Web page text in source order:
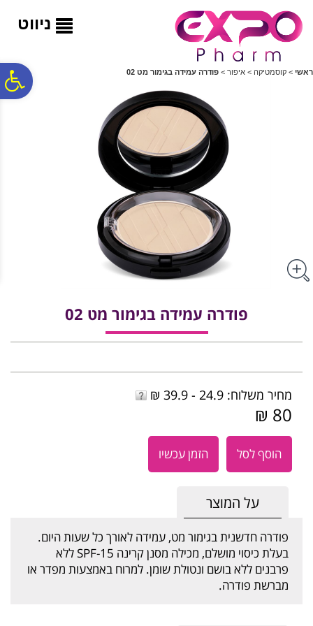
ניווט
ראשי > קוסמטיקה > איפור > פודרה עמידה בגימור מט 02
פודרה עמידה בגימור מט 02
מחיר משלוח: 24.9 - 39.9 ₪
80 ₪
הוסף לסל הזמן עכשיו
על המוצר
פודרה חדשנית בגימור מט, עמידה לאורך כל שעות היום.
בעלת כיסוי מושלם, מכילה מסנן קרינה SPF-15 ללא
פרבנים ללא בושם ונטולת שומן. למרוח באמצעות מפדר או
מברשת פודרה.